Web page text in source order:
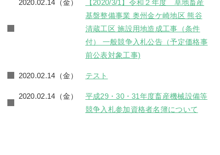
2020.02.14（金）
【2020/3/1】令和２年度 草地畜産
基盤整備事業 奥州金ケ崎地区 熊谷
清蔵工区 施設用地造成工事（条件
付） 一般競争入札公告（予定価格事
前公表対象工事)
2020.02.14（金） テスト
2020.02.14（金） 平成29・30・31年度畜産機械設備等
競争入札参加資格者名簿について